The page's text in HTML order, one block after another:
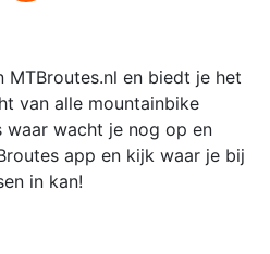
MTBroutes.nl en biedt je het
van alle mountainbike
waar wacht je nog op en
app en kijk waar je bij
in kan!